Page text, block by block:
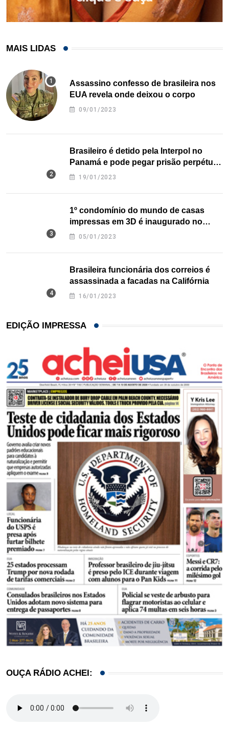
MAIS LIDAS
Assassino confesso de brasileira nos
EUA revela onde deixou o corpo
09/01/2023
Brasileiro é detido pela Interpol no
Panamá e pode pegar prisão perpétua
nos EUA
19/01/2023
1º condomínio do mundo de casas
impressas em 3D é inaugurado no
Texas
05/01/2023
Brasileira funcionária dos correios é
assassinada a facadas na Califórnia
16/01/2023
EDIÇÃO IMPRESSA
OUÇA RÁDIO ACHEI: